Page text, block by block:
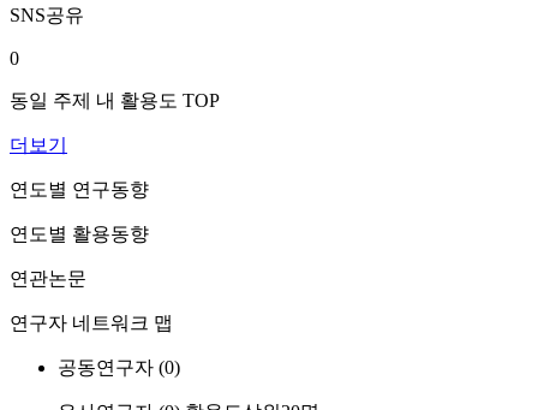
SNS공유
0
동일 주제 내 활용도 TOP
더보기
연도별 연구동향
연도별 활용동향
연관논문
연구자 네트워크 맵
공동연구자 (0)